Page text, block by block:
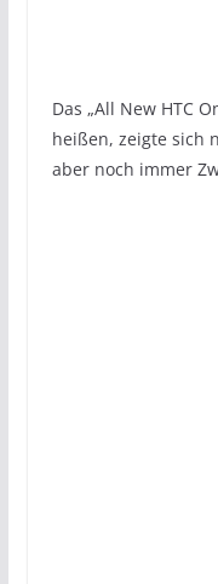
Das „All New HTC
heißen, zeigte sich
aber noch immer